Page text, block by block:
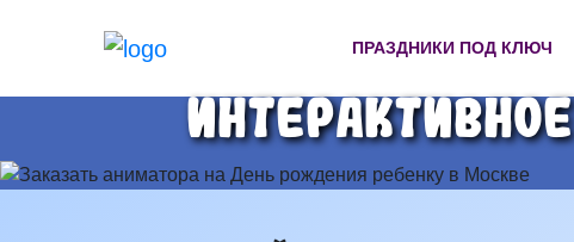
ПРАЗДНИКИ ПОД КЛЮЧ